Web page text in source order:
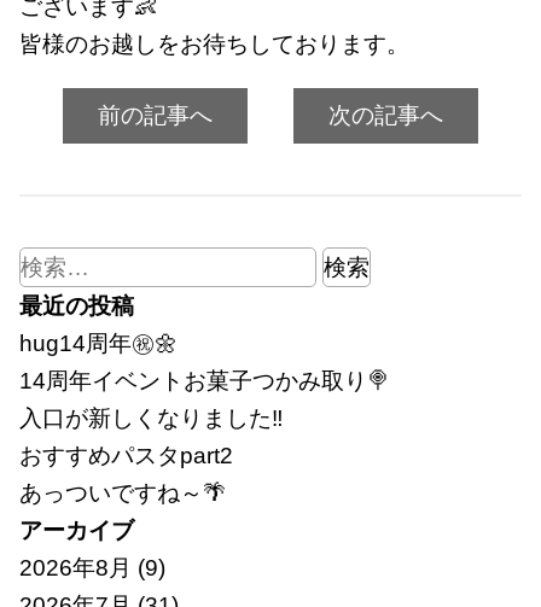
ございます👶
皆様のお越しをお待ちしております。
前の記事へ 次の記事へ
検
索:
最近の投稿
hug14周年㊗🌼
14周年イベントお菓子つかみ取り🍭
入口が新しくなりました‼
おすすめパスタpart2
あっついですね～🌴
アーカイブ
2026年8月 (9)